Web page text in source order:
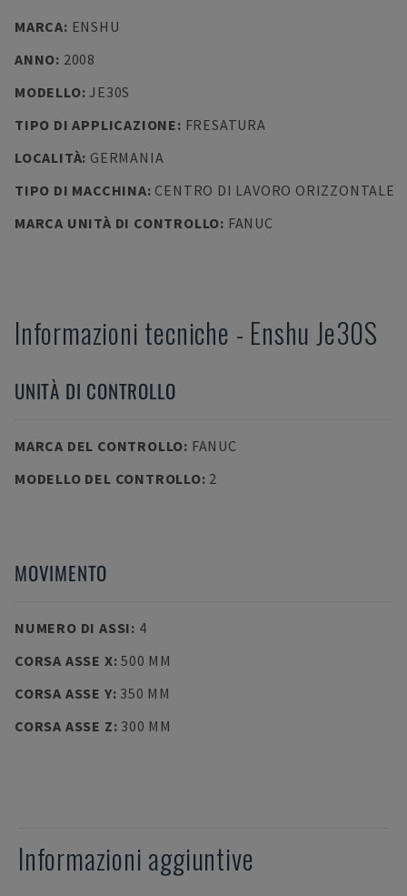
MARCA: ENSHU
ANNO: 2008
MODELLO:JE30S
TIPO DI APPLICAZIONE: FRESATURA
LOCALITÀ: GERMANIA
TIPO DI MACCHINA: CENTRO DI LAVORO ORIZZONTALE
MARCA UNITÀ DI CONTROLLO: FANUC
Informazioni tecniche - Enshu Je30S
UNITÀ DI CONTROLLO
MARCA DEL CONTROLLO: FANUC
MODELLO DEL CONTROLLO: 2
MOVIMENTO
NUMERO DI ASSI: 4
CORSA ASSE X:500 MM
CORSA ASSE Y: 350 MM
CORSA ASSE Z: 300 MM
Informazioni aggiuntive